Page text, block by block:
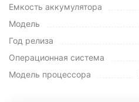
Емкость аккумулятора
Модель
Год релиза
Операционная система
Модель процессора